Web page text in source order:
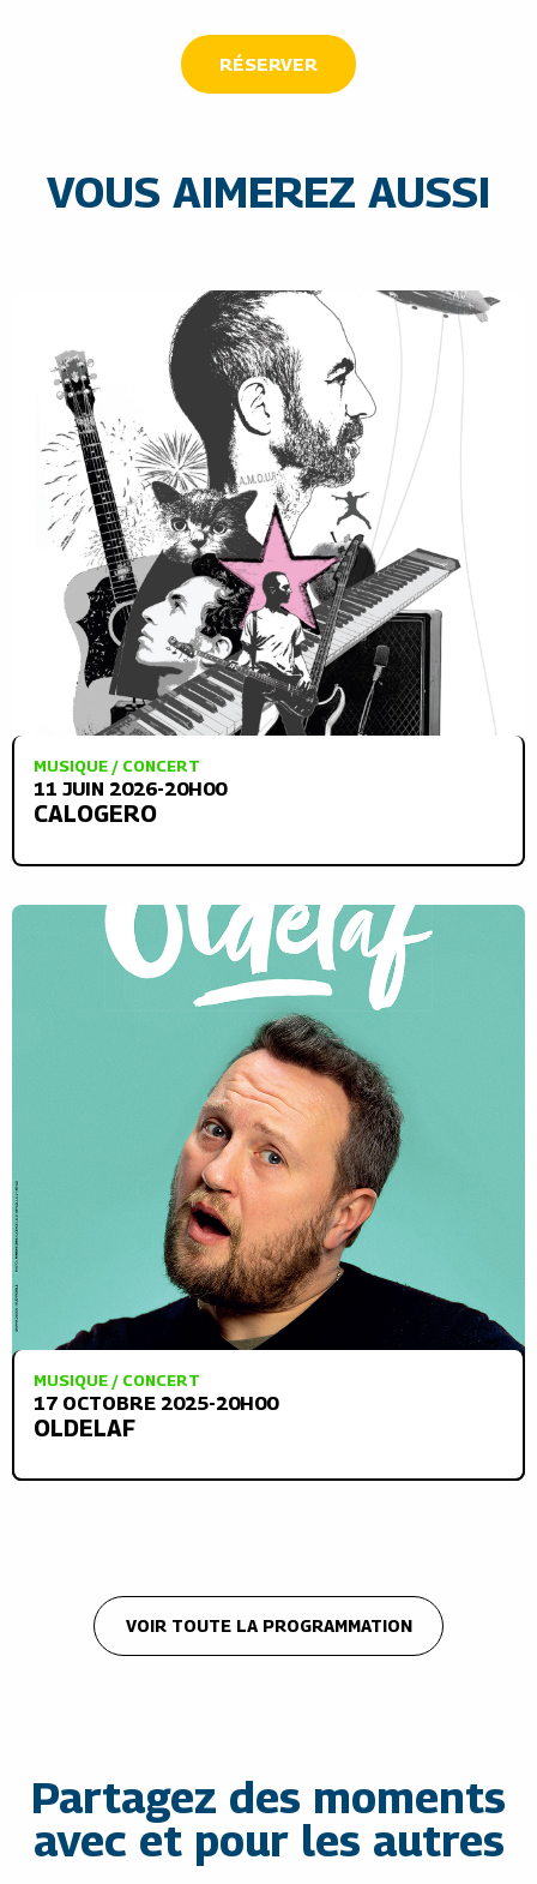
RÉSERVER
VOUS AIMEREZ AUSSI
MUSIQUE / CONCERT
11 JUIN 2026-20H00
CALOGERO
MUSIQUE / CONCERT
17 OCTOBRE 2025-20H00
OLDELAF
VOIR TOUTE LA PROGRAMMATION
Partagez des moments
avec et pour les autres